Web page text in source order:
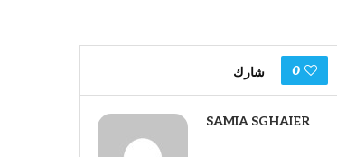
شارك 0
SAMIA SGHAIER